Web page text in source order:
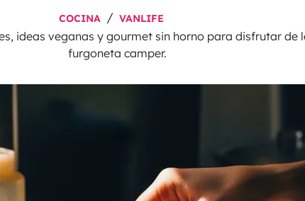
COCINA VANLIFE
ideas veganas y gourmet sin horno para disfrutar de
furgoneta camper.